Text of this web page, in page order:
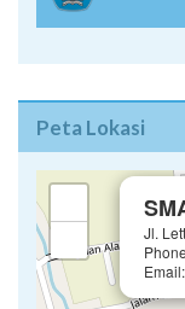
Peta Lokasi
Jl.